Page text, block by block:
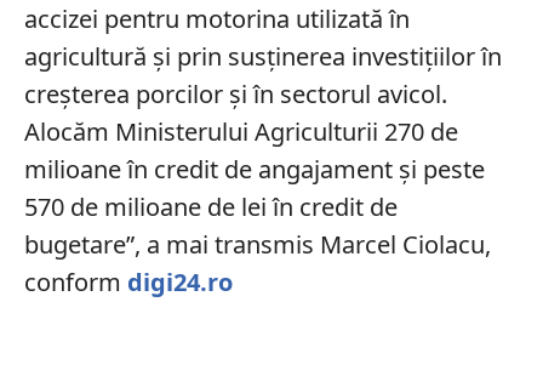
accizei pentru motorina utilizată în
agricultură şi prin susţinerea investiţiilor în
creşterea porcilor şi în sectorul avicol.
Alocăm Ministerului Agriculturii 270 de
milioane în credit de angajament şi peste
570 de milioane de lei în credit de
bugetare”, a mai transmis Marcel Ciolacu,
conform digi24.ro